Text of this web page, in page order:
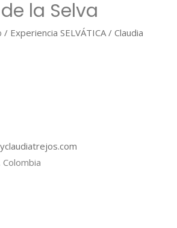
la Selva
/ Experiencia SELVÁTICA /Claudia
Colombia